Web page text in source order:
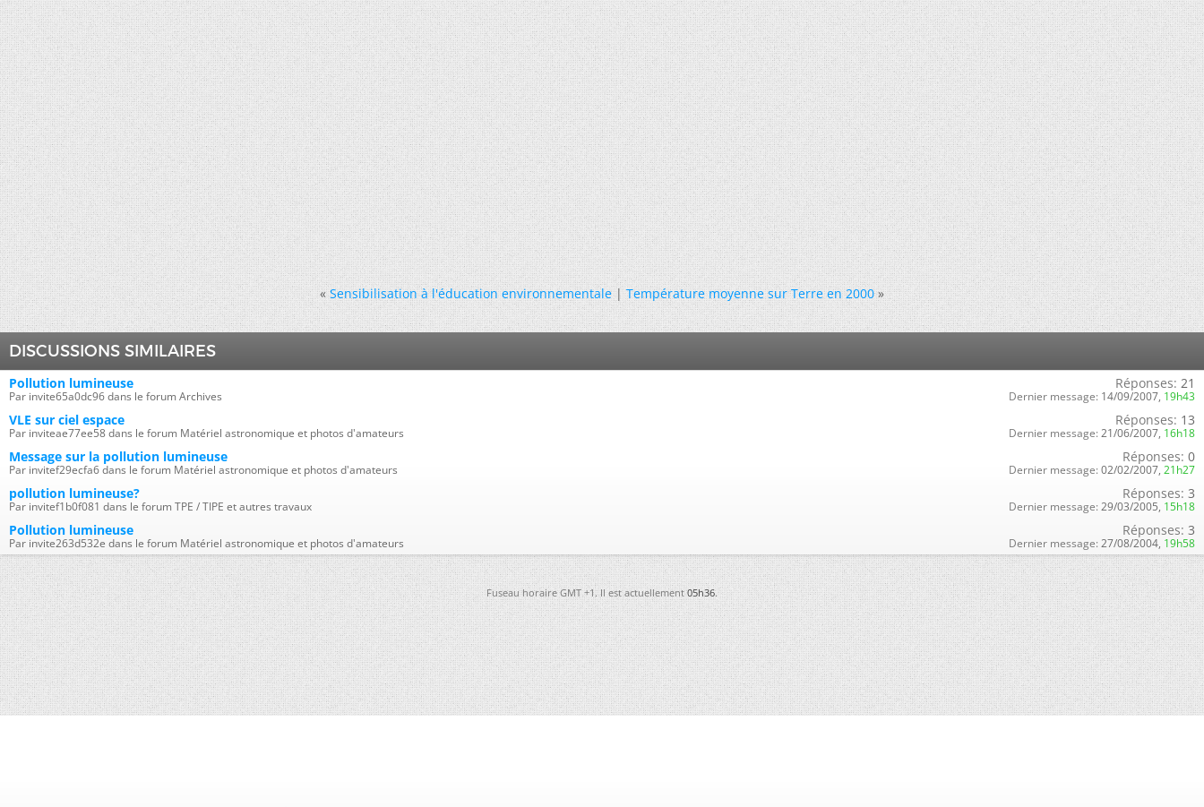
« Sensibilisation à l'éducation environnementale|Température moyenne sur Terre en 2000 »
DISCUSSIONS SIMILAIRES
Pollution lumineuse
Par invite65a0dc96 dans le forum Archives
Réponses: 21
Dernier message: 14/09/2007, 19h43
VLE sur ciel espace
Par inviteae77ee58 dans le forum Matériel astronomique et photos d'amateurs
Réponses: 13
Dernier message: 21/06/2007, 16h18
Message sur la pollution lumineuse
Par invitef29ecfa6 dans le forum Matériel astronomique et photos d'amateurs
Réponses: 0
Dernier message: 02/02/2007, 21h27
pollution lumineuse?
Par invitef1b0f081 dans le forum TPE / TIPE et autres travaux
Réponses: 3
Dernier message: 29/03/2005, 15h18
Pollution lumineuse
Par invite263d532e dans le forum Matériel astronomique et photos d'amateurs
Réponses: 3
Dernier message: 27/08/2004, 19h58
Fuseau horaire GMT +1. Il est actuellement05h36.